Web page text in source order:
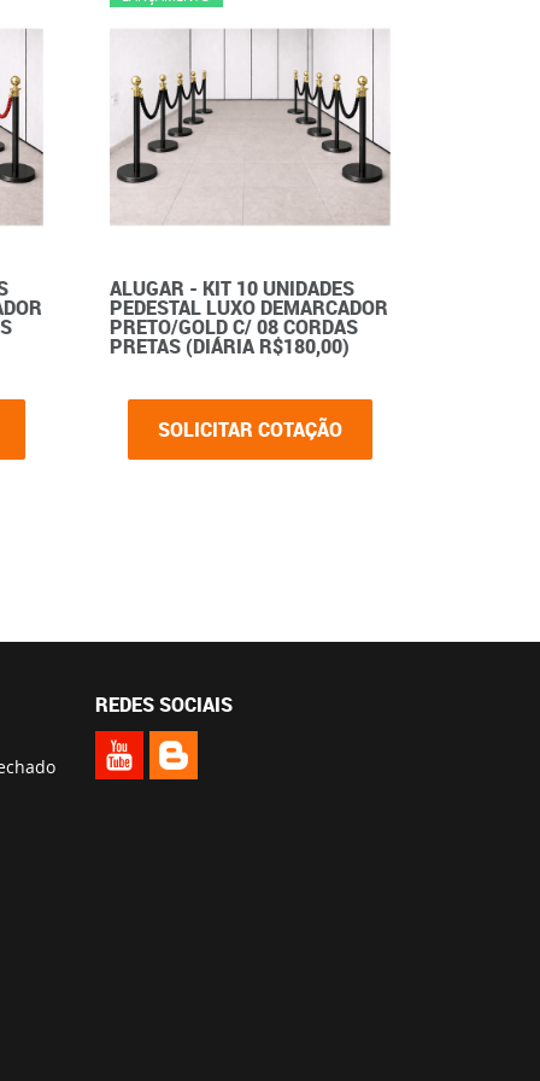
ALUGAR - KIT 10 UNIDADES
PEDESTAL LUXO DEMARCADOR
PRETO/GOLD C/ 08 CORDAS
PRETAS (DIÁRIA R$180,00)
SOLICITAR COTAÇÃO
REDES SOCIAIS